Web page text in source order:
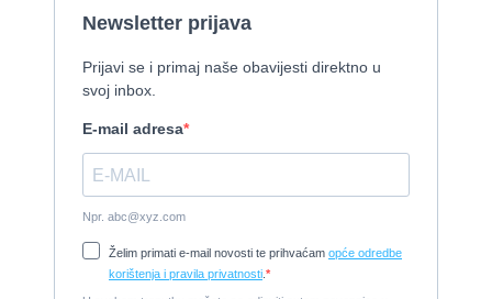
Izletnički brod - 94 osobe
Cijena:370.000 EUR
Tender Williams 325 TurboJet - sniženo!
2008, 325 x 1.7 m, weber 750
Damor 900 FURIA - EXTRA OPREMA - PRILIKA - SNIŽENA
CIJENA
2008, 8,98 x 3 m, Yanmar 200kW - unutranji, diesel
Cijena:65.000 EUR
Prodajem jedrilicu ELAN 31 S